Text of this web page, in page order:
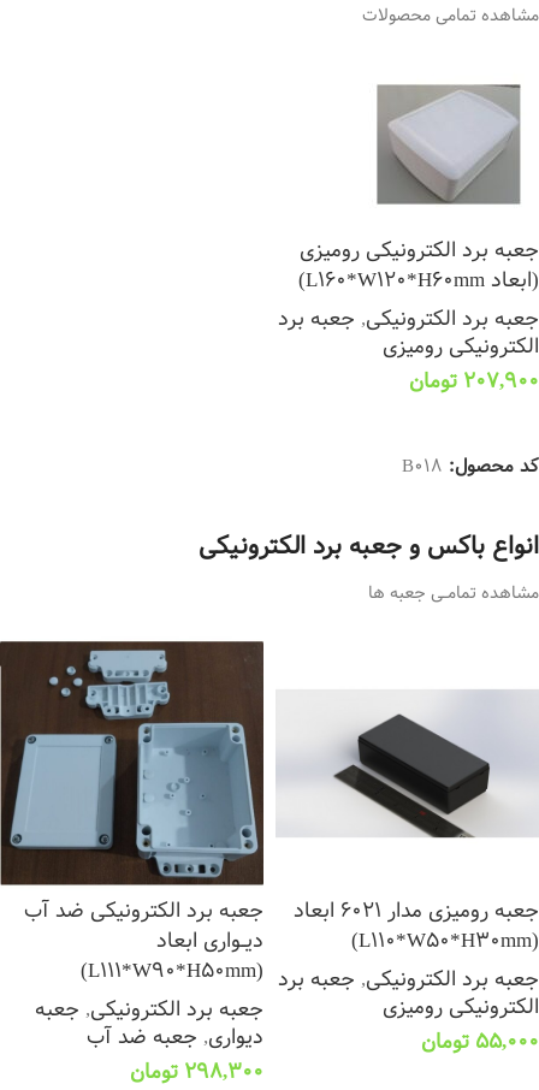
مشاهده تمامی محصولات
جعبه برد الکترونیکی رومیزی
(ابعاد L160*W120*H60mm)
جعبه برد الکترونیکی, جعبه برد
الکترونیکی رومیزی
207,900 تومان
کد محصول: B018
انواع باکس و جعبه برد الکترونیکی
مشاهده تمامــی جعبه ها
جعبه رومیزی مدار 6021 ابعاد
(L110*W50*H30mm)
جعبه برد الکترونیکی, جعبه برد
الکترونیکی رومیزی
55,000 تومان
جعبه برد الکترونیکی ضد آب
دیــواری ابعاد
(L111*W90*H50mm)
جعبه برد الکترونیکی, جعبه
دیواری, جعبه ضد آب
298,300 تومان